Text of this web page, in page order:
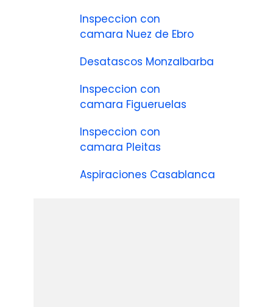
Inspeccion con
camara Nuez de Ebro
Desatascos Monzalbarba
Inspeccion con
camara Figueruelas
Inspeccion con
camara Pleitas
Aspiraciones Casablanca